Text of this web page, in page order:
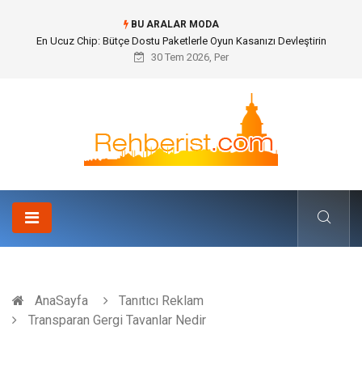
BU ARALAR MODA
Bohem Ev Dekoru Nedir?
30 Tem 2026, Per
AnaSayfa
Tanıtıcı Reklam
Transparan Gergi Tavanlar Nedir